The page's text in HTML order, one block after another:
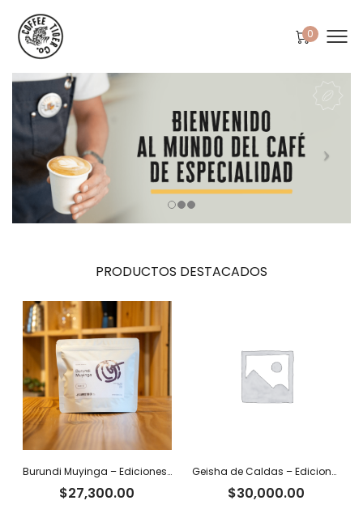
0
PRODUCTOS DESTACADOS
Burundi Muyinga – Ediciones Limitadas Tiger
$27,300.00
Geisha de Caldas – Ediciones Limitadas Tiger
$30,000.00